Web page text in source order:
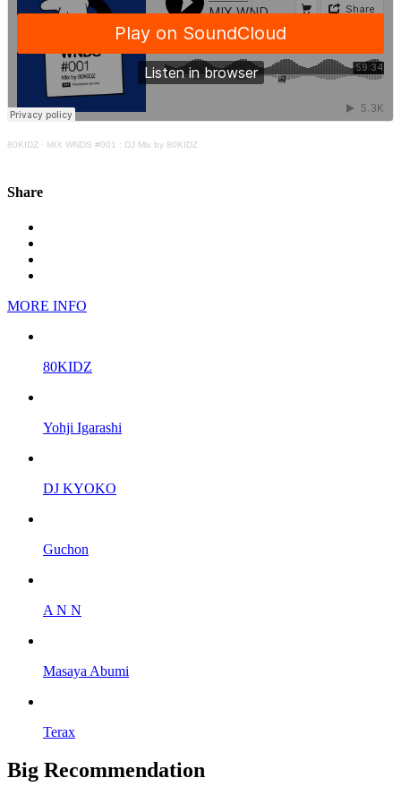
80KIDZ · MIX WNDS #001 : DJ Mix by 80KIDZ
Share
MORE INFO
80KIDZ
Yohji Igarashi
DJ KYOKO
Guchon
A N N
Masaya Abumi
Terax
Big Recommendation